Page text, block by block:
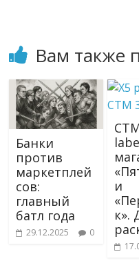
Вам также
Банки
против
маркетплей
сов:
главный
батл года
29.12.2025 0
и
к».